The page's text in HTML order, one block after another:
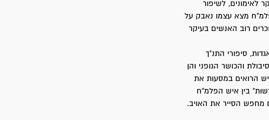
לאימונים, לשיפור
מצא עצמו נאבק על
רוב האנשים בעיקר
סיפורי התנ"ך
והכושר הגופני והן
יש הרואים במסעות את
בין איש הפלמ"ח
מחפש הסייר את האויב.